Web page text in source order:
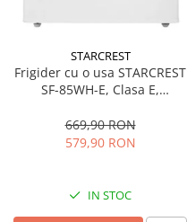
STARCREST
Frigider cu o usa STARCREST
SF-85WH-E, Clasa E,
interioara, Compartiment
gheata, H 82 cm, Alb
669,90 RON
579,90 RON
IN STOC